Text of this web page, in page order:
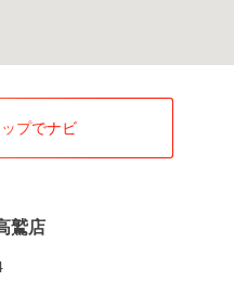
プでナビ
鷲店